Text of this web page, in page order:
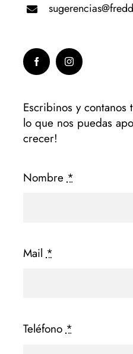
Escribinos y contanos
lo que nos puedas
crecer!
Nombre*
Mail*
Teléfono*